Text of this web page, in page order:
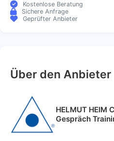
Kostenlose Beratung
Sichere Anfrage
Geprüfter Anbieter
Über den Anbieter
HELMUT HEIM
Gespräch